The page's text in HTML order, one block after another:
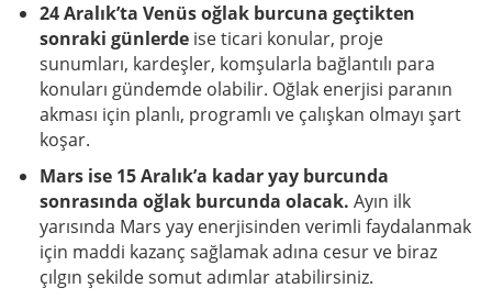
24 Aralık’ta Venüs oğlak burcuna geçtikten
sonraki günlerde ise ticari konular, proje
sunumları, kardeşler, komşularla bağlantılı para
konuları gündemde olabilir. Oğlak enerjisi paranın
akması için planlı, programlı ve çalışkan olmayı şart
koşar.
Mars ise 15 Aralık’a kadar yay burcunda
sonrasında oğlak burcunda olacak. Ayın ilk
yarısında Mars yay enerjisinden verimli faydalanmak
için maddi kazanç sağlamak adına cesur ve biraz
çılgın şekilde somut adımlar atabilirsiniz.